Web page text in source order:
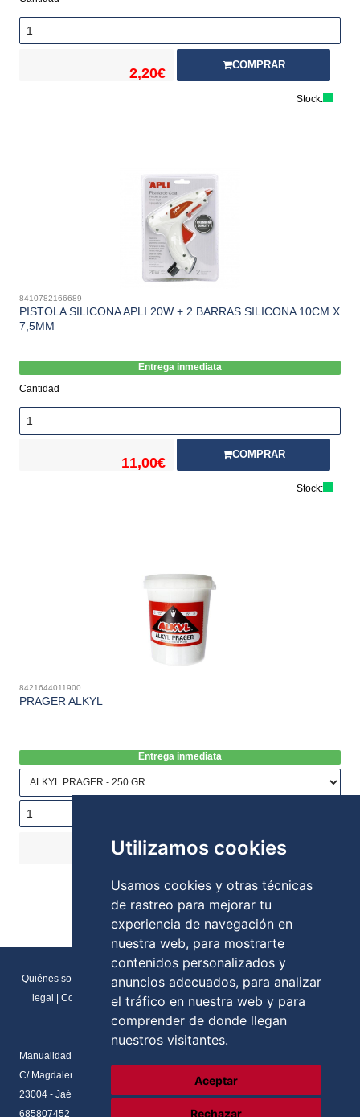
Utilizamos cookies
Usamos cookies y otras técnicas
de rastreo para mejorar tu
experiencia de navegación en
nuestra web, para mostrarte
contenidos personalizados y
anuncios adecuados, para analizar
el tráfico en nuestra web y para
comprender de donde llegan
nuestros visitantes.
Aceptar
Rechazar
2,20€
COMPRAR
Stock:
8410782166689
PISTOLA SILICONA APLI 20W + 2 BARRAS SILICONA 10CM X
7,5MM
Entrega inmediata
Cantidad
11,00€
COMPRAR
Stock:
8421644011900
PRAGER ALKYL
Entrega inmediata
6,95€
COMPRAR
Stock:
Quiénes somos Direcciones y contactos|Formulario de contacto|Aviso
legal | Condiciones generales de venta|Política de cookies|RGPD
Preferencias de cookies
Manualidades Flores
C/ Magdalena del prado, N.2 Local
23004 - Jaén - Andalucia
685807452